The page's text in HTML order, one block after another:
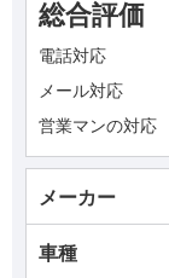
総合評価
電話対応
メール対応
営業マンの対応
メーカー
車種